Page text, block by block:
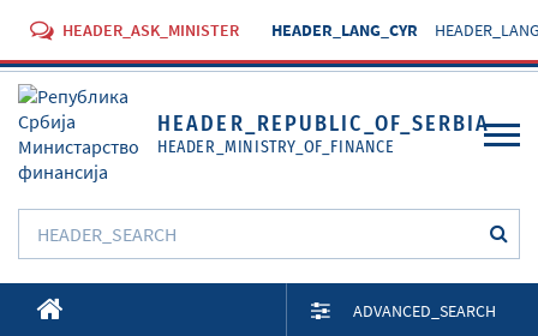
HEADER_ASK_MINISTER HEADER_LANG_CYR
HEADER_REPUBLIC_OF_SERBIA
HEADER_MINISTRY_OF_FINANCE
O Министарству
ADVANCED_SEARCH